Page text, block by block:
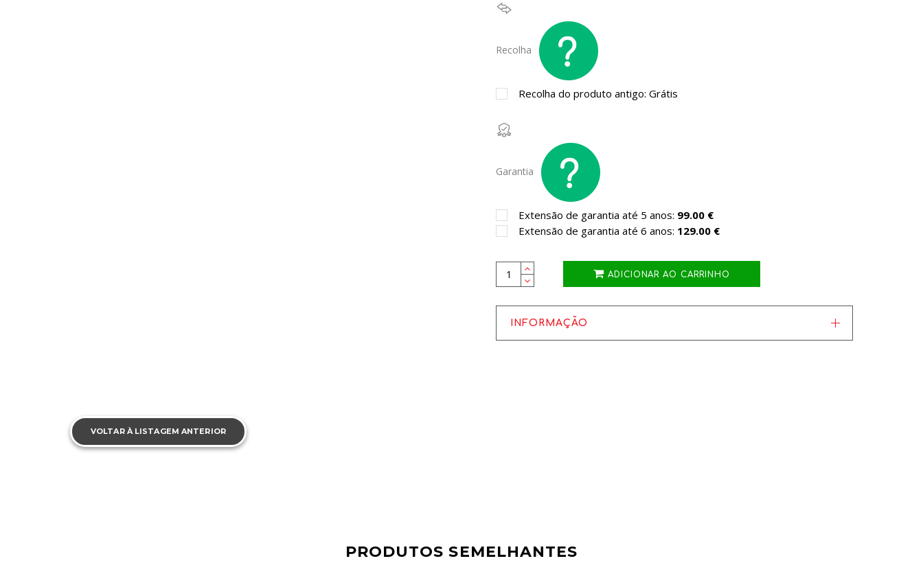
Recolha
Recolha do produto antigo: Grátis
Garantia
Extensão de garantia até 5 anos: 99.00 €
Extensão de garantia até 6 anos: 129.00 €
ADICIONAR AO CARRINHO
INFORMAÇÃO
VOLTAR À LISTAGEM ANTERIOR
PRODUTOS SEMELHANTES